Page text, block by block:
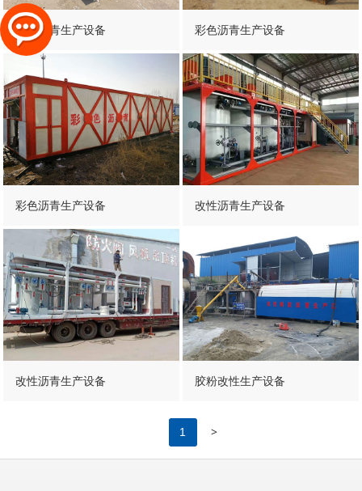
彩色沥青生产设备 彩色沥青生产设备
彩色沥青生产设备 改性沥青生产设备
改性沥青生产设备 胶粉改性生产设备
1 >